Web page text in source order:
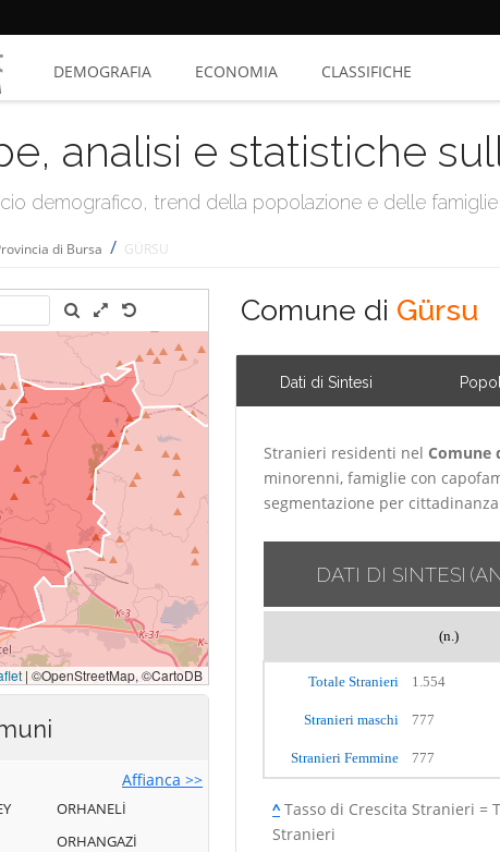
DEMOGRAFIA ECONOMIA CLASSIFICHE
analisi e statistiche
demografico, trend della popolazione e delle
di Bursa / GÜRSU
Affianca >>
ORHANELİ
ORHANGAZİ
Comune di Gürsu
Dati di Sintesi
Stranieri residenti nel Comune
minorenni, famiglie con
segmentazione per cittadinanza
DATI DI SINTESI
(n.)
Totale Stranieri 1.554
Stranieri maschi 777
Stranieri Femmine 777
^Tasso di Crescita Stranieri =
Stranieri